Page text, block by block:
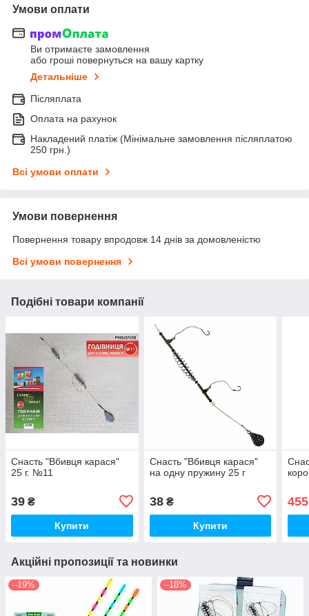
Умови оплати
Ви отримаєте замовлення
або гроші повернуться на вашу картку
Детальніше
Післяплата
Оплата на рахунок
Накладений платіж (Мінімальне замовлення післяплатою
250 грн.)
Всі умови оплати
Умови повернення
Повернення товару впродовж 14 днів за домовленістю
Всі умови повернення
Подібні товари компанії
Снасть "Вбивця карася"
25 г. №11
39 ₴
Купити
Снасть "Вбивця карася"
на одну пружину 25 г
38₴
Купити
455
Акційні пропозиції та новинки
–19% –18%